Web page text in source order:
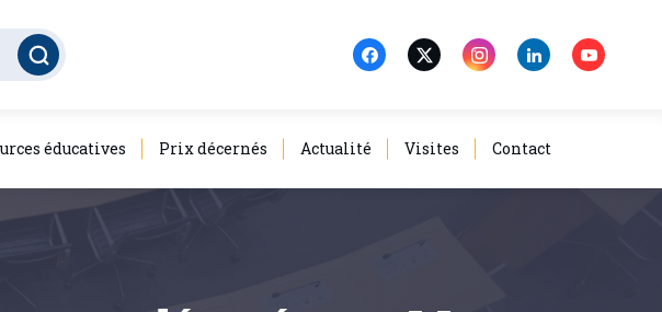
éducatives Prix décernés Actualité Visites Contact